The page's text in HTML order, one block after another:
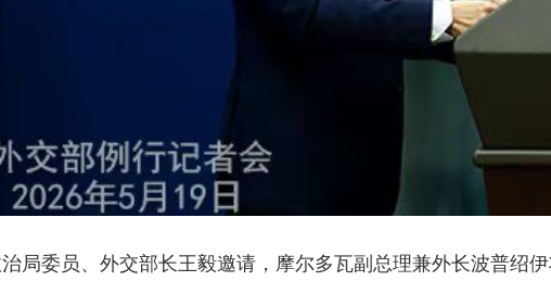
局委员、外交部长王毅邀请，摩尔多瓦副总理兼外长波普绍